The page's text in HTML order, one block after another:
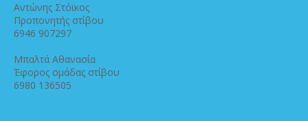
Αντώνης Στόϊκος
Προπονητής στίβου
6946 907297
Μπαλτά Αθανασία
Έφορος ομάδας στίβου
6980 136505